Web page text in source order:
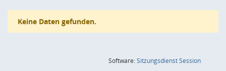
Keine Daten gefunden.
Software:SitzungsdienstSession(Wird in